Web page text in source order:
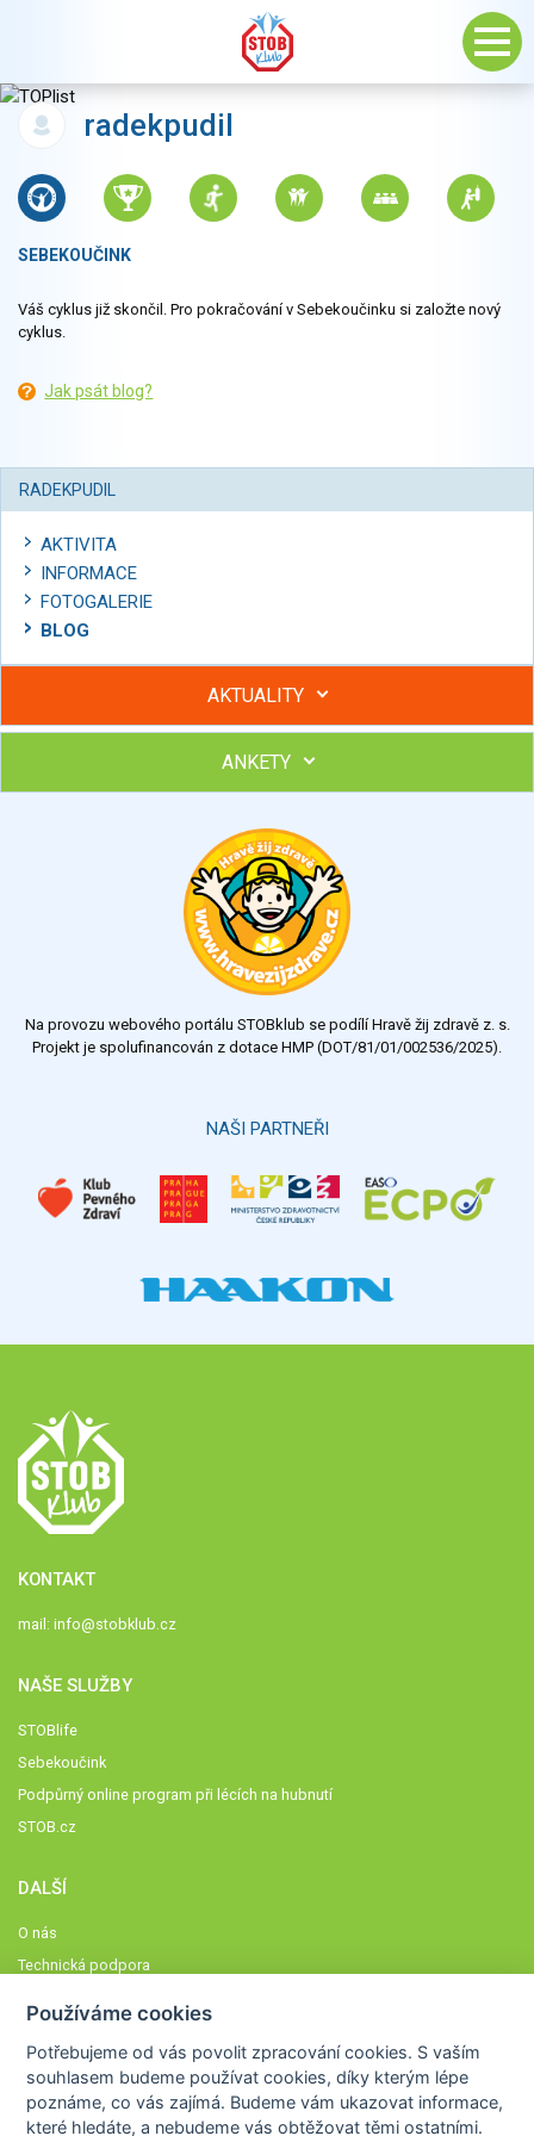
radekpudil
SEBEKOUČINK
Váš cyklus již skončil. Pro pokračování v Sebekoučinku si založte nový
cyklus.
Jak psát blog?
RADEKPUDIL
AKTIVITA
INFORMACE
FOTOGALERIE
BLOG
AKTUALITY
Hubněte s podporou lektorky a skupiny v kurzech STOBu
Chcete poradit s hubnutím? Najděte si odborníka STOBu ve
ANKETY
Výsledky Všechny ankety
Na provozu webového portálu STOBklub se podílí Hravě žij zdravě z. s.
Projekt je spolufinancován z dotace HMP (DOT/81/01/002536/2025).
NAŠI PARTNEŘI
KONTAKT
mail: info@stobklub.cz
NAŠE SLUŽBY
STOBlife
Sebekoučink
Podpůrný online program při lécích na hubnutí
STOB.cz
DALŠÍ
O nás
Technická podpora
Členové STOBklubu
Zásady nakládání s osobními údaji
Otestujte se
Používáme cookies
Potřebujeme od vás povolit zpracování cookies. S vaším
souhlasem budeme používat cookies, díky kterým lépe
poznáme,co vás zajímá. Budeme vám ukazovat informace,
které hledáte, a nebudeme vás obtěžovat těmi ostatními.